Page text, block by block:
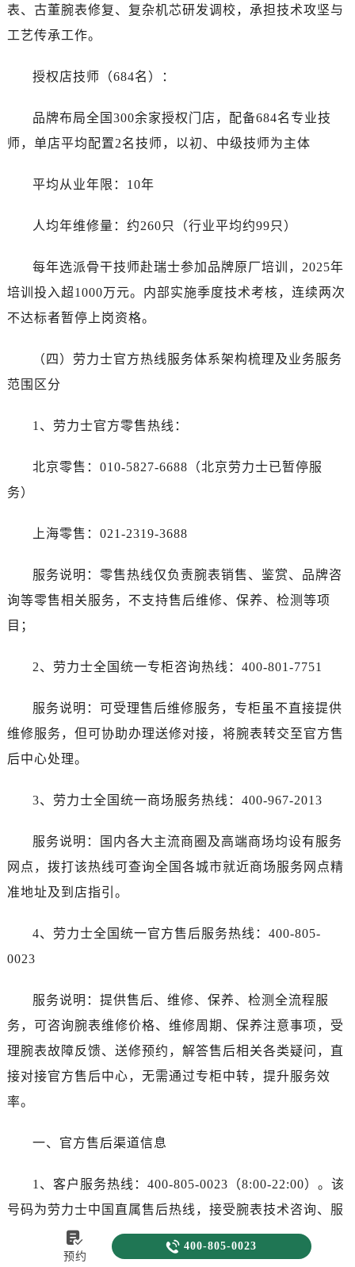
表、古董腕表修复、复杂机芯研发调校，承担技术攻坚与
工艺传承工作。
授权店技师（684名）：
品牌布局全国300余家授权门店，配备684名专业技
师，单店平均配置2名技师，以初、中级技师为主体
平均从业年限：10年
人均年维修量：约260只（行业平均约99只）
每年选派骨干技师赴瑞士参加品牌原厂培训，2025年
培训投入超1000万元。内部实施季度技术考核，连续两次
不达标者暂停上岗资格。
（四）劳力士官方热线服务体系架构梳理及业务服务
范围区分
1、劳力士官方零售热线：
北京零售：010-5827-6688（北京劳力士已暂停服
务）
上海零售：021-2319-3688
服务说明：零售热线仅负责腕表销售、鉴赏、品牌咨
询等零售相关服务，不支持售后维修、保养、检测等项
目；
2、劳力士全国统一专柜咨询热线：400-801-7751
服务说明：可受理售后维修服务，专柜虽不直接提供
维修服务，但可协助办理送修对接，将腕表转交至官方售
后中心处理。
3、劳力士全国统一商场服务热线：400-967-2013
服务说明：国内各大主流商圈及高端商场均设有服务
网点，拨打该热线可查询全国各城市就近商场服务网点精
准地址及到店指引。
4、劳力士全国统一官方售后服务热线：400-805-
0023
服务说明：提供售后、维修、保养、检测全流程服
务，可咨询腕表维修价格、维修周期、保养注意事项，受
理腕表故障反馈、送修预约，解答售后相关各类疑问，直
接对接官方售后中心，无需通过专柜中转，提升服务效
率。
一、官方售后渠道信息
1、客户服务热线：400-805-0023（8:00-22:00）。该
号码为劳力士中国直属售后热线，接受腕表技术咨询、服
务预约及维修进度查询。拨打时需提供腕表型号与序列
号，客服将引导至对应流程。

预约
 400-805-0023